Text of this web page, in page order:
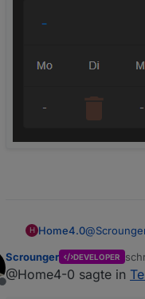
H Home4.0@
Offline
Scrounger DEVELOPER
@Home4-0 sagte in